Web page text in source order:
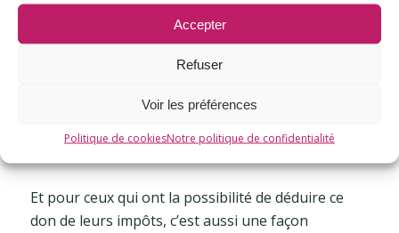
Accepter
Refuser
Voir les préférences
Politique de cookiesNotre politique de confidentialité
nous mobiliser et apporter au plus vite aux
chercheurs les moyens de poursuivre et
>> Je donne pour la recherche <<
Et pour ceux qui ont la possibilité de déduire ce
don de leurs impôts, c’est aussi une façon